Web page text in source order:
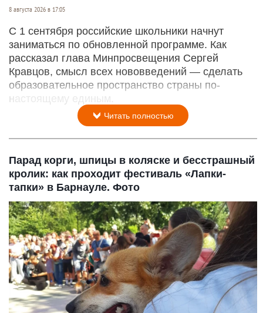
8 августа 2026 в 17:05
С 1 сентября российские школьники начнут
заниматься по обновленной программе. Как
рассказал глава Минпросвещения Сергей
Кравцов, смысл всех нововведений — сделать
образовательное пространство страны по-
настоящему единым.
Читать полностью
Парад корги, шпицы в коляске и бесстрашный
кролик: как проходит фестиваль «Лапки-
тапки» в Барнауле. Фото